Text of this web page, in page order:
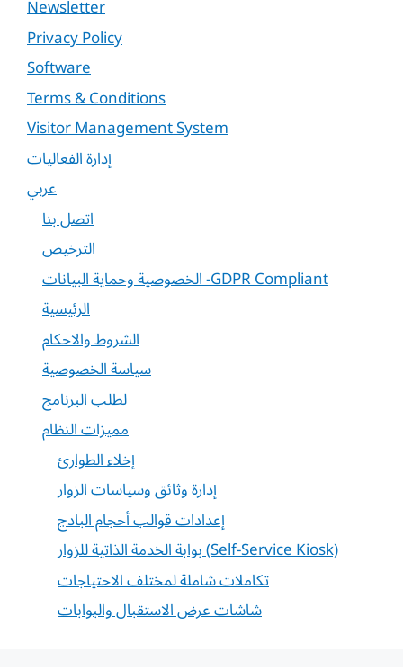
Newsletter
Privacy Policy
Software
Terms & Conditions
Visitor Management System
إدارة الفعاليات
عربي
اتصل بنا
الترخيص
الخصوصية وحماية البيانات -GDPR Compliant
الرئيسية
الشروط والاحكام
سياسة الخصوصية
لطلب البرنامج
مميزات النظام
إخلاء الطوارئ
إدارة وثائق وسياسات الزوار
إعدادات قوالب أحجام البادج
بوابة الخدمة الذاتية للزوار (Self-Service Kiosk)
تكاملات شاملة لمختلف الاحتياجات
شاشات عرض الاستقبال والبوابات